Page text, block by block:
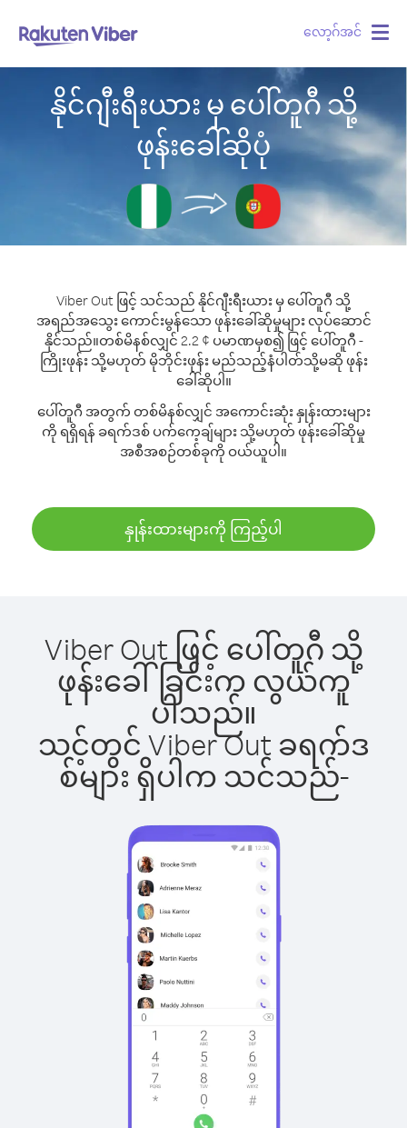
လော့ဂ်အင်
နိုင်ဂျီးရီးယား မှ ပေါ်တူဂီ သို့
ဖုန်းခေါ်ဆိုပုံ
Viber Out ဖြင့် သင်သည် နိုင်ဂျီးရီးယား မှ ပေါ်တူဂီ သို့
အရည်အသွေး ကောင်းမွန်သော ဖုန်းခေါ်ဆိုမှုများ လုပ်ဆောင်
နိုင်သည်။တစ်မိနစ်လျှင် 2.2 ¢ ပမာဏမှစ၍ ဖြင့် ပေါ်တူဂီ -
ကြိုးဖုန်း သို့မဟုတ် မိုဘိုင်းဖုန်း မည်သည့်နံပါတ်သို့မဆို ဖုန်း
ခေါ်ဆိုပါ။
ပေါ်တူဂီ အတွက် တစ်မိနစ်လျှင် အကောင်းဆုံး နှုန်းထားများ
ကို ရရှိရန် ခရက်ဒစ် ပက်ကေ့ချ်များ သို့မဟုတ် ဖုန်းခေါ်ဆိုမှု
အစီအစဉ်တစ်ခုကို ဝယ်ယူပါ။
နှုန်းထားများကို ကြည့်ပါ
Viber Out ဖြင့် ပေါ်တူဂီ သို့
ဖုန်းခေါ်ခြင်းက လွယ်ကူ
ပါသည်။
သင့်တွင် Viber Out ခရက်ဒ
စ်များ ရှိပါက သင်သည်-